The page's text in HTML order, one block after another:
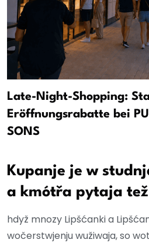
Late-Night-Shopping:
Eröffnungsrabatte bei
SONS
Kupanje je w
a kmótřa pytaja tež
hdyž mnozy Lipšćanki a
wočerstwjenju wužiwaja, so